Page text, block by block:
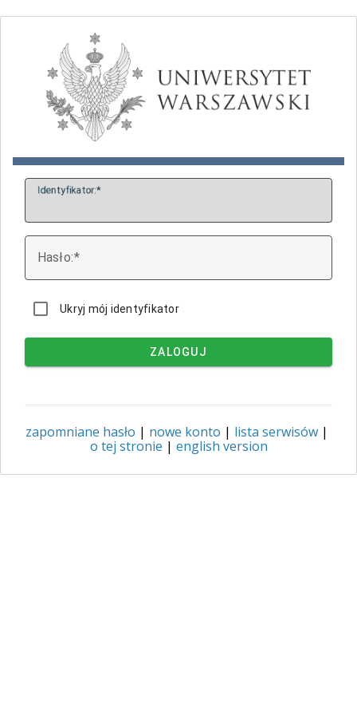
Identyfikator:
Hasło:
Ukryj mój identyfikator
ZALOGUJ
zapomniane hasło | nowe konto | lista serwisów |
o tej stronie | english version